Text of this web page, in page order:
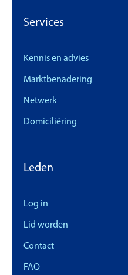
Services
Kennis en advies
Marktbenadering
Netwerk
Domiciliëring
Leden
Log in
Lid worden
Contact
FAQ